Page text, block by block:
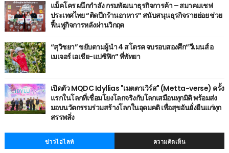
แม็คโคร ผนึกกำลัง กรมพัฒนาธุรกิจการค้า – สมาคมเชฟ
ประเทศไทย “ติดปีกร้านอาหาร” สนับสนุนธุรกิจรายย่อย ช่วย
ฟื้นฟูกิจการหลังผ่านวิกฤต
“สุวิชยา” ขยับตามผู้นำ 4 สโตรค จบรอบสองศึก“วีเมนส์ อ
เมเจอร์ เอเชีย-แปซิฟิก” ที่พัทยา
เปิดตัว MQDC Idyllias "เมตตาเวิร์ส" (Metta-verse) ครั้ง
แรกในโลกที่เชื่อมโยงโลกจริงกับโลกเสมือนทุกมิติ พร้อมส่ง
มอบนวัตกรรมร่วมสร้างโลกในอุดมคติ เพื่อสุขอันยั่งยืนแก่ทุก
สรรพสิ่ง
ข่าวไฮไลท์ ความคิดเห็น